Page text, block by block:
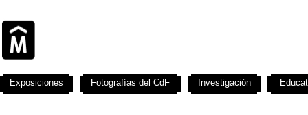
Exposiciones Fotografías del CdF Investigación